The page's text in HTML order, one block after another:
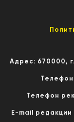
Адрес: 670000,
Телефон
E-mail редакции